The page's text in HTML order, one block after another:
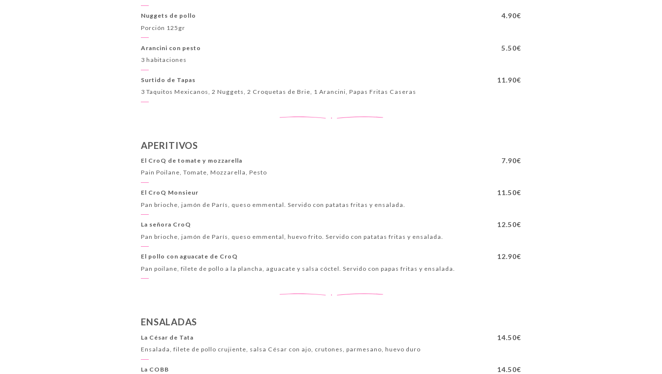
Nuggets de pollo 4.90€
Porción 125gr
Arancini con pesto 5.50€
3 habitaciones
Surtido de Tapas 11.90€
3 Taquitos Mexicanos, 2 Nuggets, 2 Croquetas de Brie, 1 Arancini, Papas Fritas Caseras
APERITIVOS
El CroQ de tomate y mozzarella 7.90€
Pain Poilane, Tomate, Mozzarella, Pesto
El CroQ Monsieur 11.50€
Pan brioche, jamón de París, queso emmental. Servido con patatas fritas y ensalada.
La señora CroQ 12.50€
Pan brioche, jamón de París, queso emmental, huevo frito. Servido con patatas fritas y ensalada.
El pollo con aguacate de CroQ 12.90€
Pan poilane, filete de pollo a la plancha, aguacate y salsa cóctel. Servido con papas fritas y ensalada.
ENSALADAS
La César de Tata 14.50€
Ensalada, filete de pollo crujiente, salsa César con ajo, crutones, parmesano, huevo duro
La COBB 14.50€